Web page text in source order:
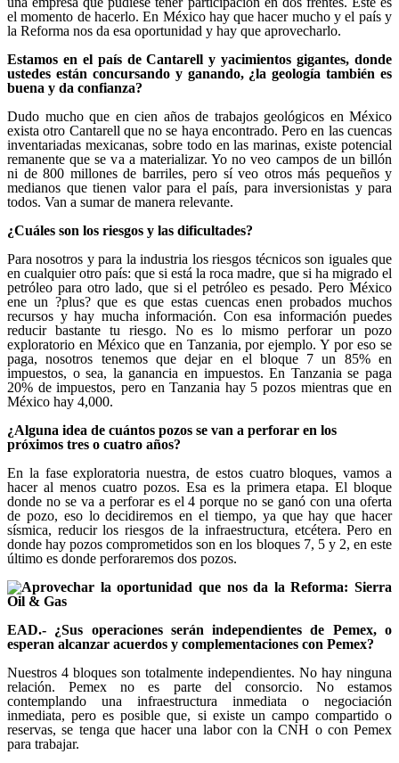
el momento de hacerlo. En México hay que hacer mucho y el país y
la Reforma nos da esa oportunidad y hay que aprovecharlo.
Estamos en el país de Cantarell y yacimientos gigantes, donde
ustedes están concursando y ganando, ¿la geología también es
buena y da confianza?
Dudo mucho que en cien años de trabajos geológicos en México
exista otro Cantarell que no se haya encontrado. Pero en las cuencas
inventariadas mexicanas, sobre todo en las marinas, existe potencial
remanente que se va a materializar. Yo no veo campos de un billón
ni de 800 millones de barriles, pero sí veo otros más pequeños y
medianos que tienen valor para el país, para inversionistas y para
todos. Van a sumar de manera relevante.
¿Cuáles son los riesgos y las dificultades?
Para nosotros y para la industria los riesgos técnicos son iguales que
en cualquier otro país: que si está la roca madre, que si ha migrado el
petróleo para otro lado, que si el petróleo es pesado. Pero México
ene un ?plus? que es que estas cuencas enen probados muchos
recursos y hay mucha información. Con esa información puedes
reducir bastante tu riesgo. No es lo mismo perforar un pozo
exploratorio en México que en Tanzania, por ejemplo. Y por eso se
paga, nosotros tenemos que dejar en el bloque 7 un 85% en
impuestos, o sea, la ganancia en impuestos. En Tanzania se paga
20% de impuestos, pero en Tanzania hay 5 pozos mientras que en
México hay 4,000.
¿Alguna idea de cuántos pozos se van a perforar en los
próximos tres o cuatro años?
En la fase exploratoria nuestra, de estos cuatro bloques, vamos a
hacer al menos cuatro pozos. Esa es la primera etapa. El bloque
donde no se va a perforar es el 4 porque no se ganó con una oferta
de pozo, eso lo decidiremos en el tiempo, ya que hay que hacer
sísmica, reducir los riesgos de la infraestructura, etcétera. Pero en
donde hay pozos comprometidos son en los bloques 7, 5 y 2, en este
último es donde perforaremos dos pozos.
EAD.- ¿Sus operaciones serán independientes de Pemex, o
esperan alcanzar acuerdos y complementaciones con Pemex?
Nuestros 4 bloques son totalmente independientes. No hay ninguna
relación. Pemex no es parte del consorcio. No estamos
contemplando una infraestructura inmediata o negociación
inmediata, pero es posible que, si existe un campo compartido o
reservas, se tenga que hacer una labor con la CNH o con Pemex
para trabajar.